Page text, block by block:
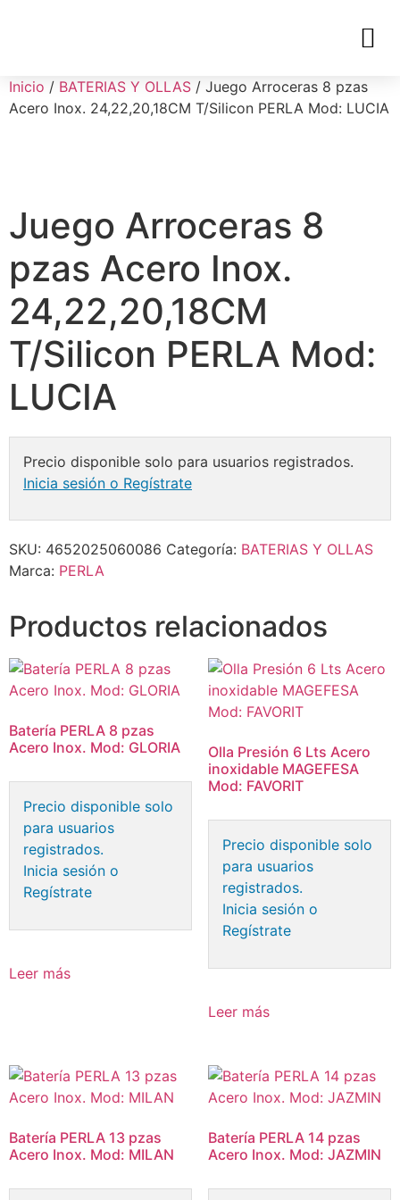
Inicio / BATERIAS Y OLLAS / Juego Arroceras 8 pzas
Acero Inox. 24,22,20,18CM T/Silicon PERLA Mod: LUCIA
Juego Arroceras 8
pzas Acero Inox.
24,22,20,18CM
T/Silicon PERLA Mod:
LUCIA
Precio disponible solo para usuarios registrados.
Inicia sesión o Regístrate
SKU: 4652025060086 Categoría: BATERIAS Y OLLAS
Marca: PERLA
Productos relacionados
Batería PERLA 8 pzas
Acero Inox. Mod: GLORIA
Precio disponible solo
para usuarios
registrados.
Inicia sesión o
Regístrate
Leer más
Olla Presión 6 Lts Acero
inoxidable MAGEFESA
Mod: FAVORIT
Precio disponible solo
para usuarios
registrados.
Inicia sesión o
Regístrate
Leer más
Batería PERLA 13 pzas
Acero Inox. Mod: MILAN
Batería PERLA 14 pzas
Acero Inox. Mod: JAZMIN